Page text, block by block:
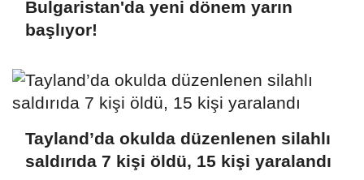
Bulgaristan'da yeni dönem yarın
başlıyor!
Tayland’da okulda düzenlenen silahlı
saldırıda 7 kişi öldü, 15 kişi yaralandı